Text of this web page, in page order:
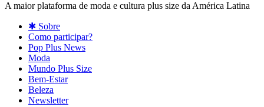
A maior plataforma de moda e cultura plus size da América Latina
✱ Sobre
Como participar?
Pop Plus News
Moda
Mundo Plus Size
Bem-Estar
Beleza
Newsletter